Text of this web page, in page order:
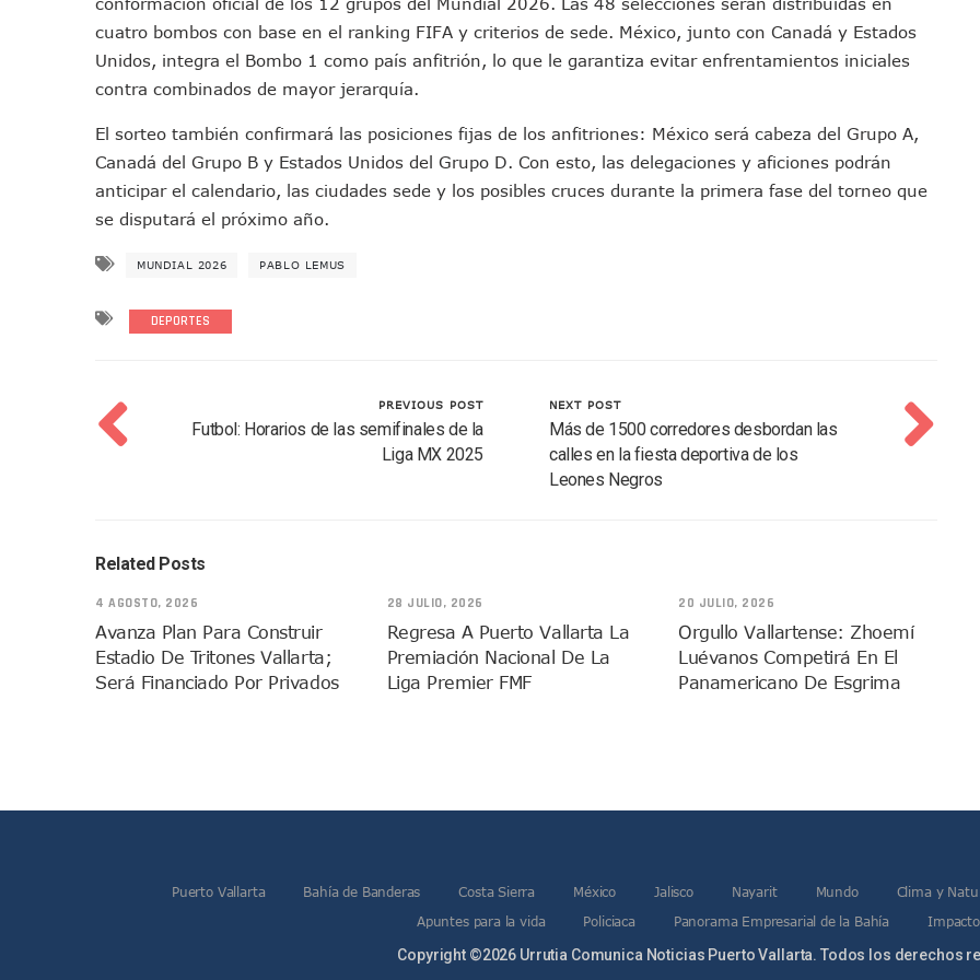
Vecinos De La Playita Reciben A Juan Carlos Castro
Detienen A Cuatro Hombres Armados En Bucerías; Aseguran Armas Y “poncha Llantas”
Adultos Mayores De Ixtapa Tendrán Una “Casa De Día” Renovada
Mujeres Recorren Calles De Ixtapa Para Identificar Problemas De Seguridad Y Movilidad
Bruno Blancas Convoca A Mesa De Análisis Para La Conservación Del Estero El Salado
Videos De Presunto Convoy Armado Desatan Operativo En Puerto Vallarta
Brigada Forense Brindará Atención A Familias De Personas Desaparecidas En Tapalpa
Vecinos De Vallarta 500 Exponen Queja De Vialidades A Juan Carlos Castro
Coordinan Operativo Para Las Tradicionales Paseadas 2026 De Las Palmas
Monzón Mexicano Causará Lluvias Muy Fuertes En Jalisco Y Otros Estados
Acusado De Homicidio En El Tuito Permanecerá Un Año En Prisión Preventiva
Descartan Riesgo De Tsunami Para Puerto Vallarta Tras Sismo De 7.4 En Chiapas
Munguía Analiza Pedir 100 MDP De Adelanto De Participaciones, ¿para Qué?
SEP Asigna Escuelas Para El Ciclo 2026-2027 En Jalisco; 95.3% Obtuvo Su Primera Opción
cuatro bombos con base en el ranking FIFA y criterios de sede. México, junto con Canadá y Estados
Unidos, integra el Bombo 1 como país anfitrión, lo que le garantiza evitar enfrentamientos iniciales
contra combinados de mayor jerarquía.
El sorteo también confirmará las posiciones fijas de los anfitriones: México será cabeza del Grupo A,
Canadá del Grupo B y Estados Unidos del Grupo D. Con esto, las delegaciones y aficiones podrán
anticipar el calendario, las ciudades sede y los posibles cruces durante la primera fase del torneo que
se disputará el próximo año.
MUNDIAL 2026 PABLO LEMUS
DEPORTES
PREVIOUS POST
Futbol: Horarios de las semifinales de la
Liga MX 2025
NEXT POST
Más de 1500 corredores desbordan las
calles en la fiesta deportiva de los
Leones Negros
Related Posts
4 AGOSTO, 2026
Avanza Plan Para Construir
Estadio De Tritones Vallarta;
Será Financiado Por Privados
28 JULIO, 2026
Regresa A Puerto Vallarta La
Premiación Nacional De La
Liga Premier FMF
20 JULIO, 2026
Orgullo Vallartense: Zhoemí
Luévanos Competirá En El
Panamericano De Esgrima
Puerto Vallarta Bahía de Banderas Costa Sierra México Jalisco Nayarit Mundo Clima y
Apuntes para la vida
Policiaca Panorama Empresarial de la Bahía
Copyright ©2026 Urrutia Comunica Noticias Puerto Vallarta. Todos los derechos